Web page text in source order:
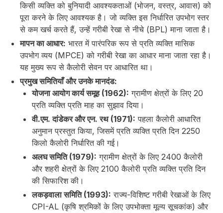
किसी व्यक्ति को बुनियादी आवश्यकताओं (भोजन, वस्त्र, आवास) को
पूरा करने के लिए आवश्यक है। जो व्यक्ति इस निर्धारित उपभोग स्तर
से कम खर्च करते हैं, उन्हें गरीबी रेखा से नीचे (BPL) माना जाता है।
मापन का आधार: भारत में पारंपरिक रूप से प्रति व्यक्ति मासिक
उपभोग व्यय (MPCE) को गरीबी रेखा का आधार माना जाता रहा है।
यह मुख्य रूप से कैलोरी सेवन पर आधारित था।
प्रमुख समितियाँ और उनके मानदंड:
योजना आयोग कार्य समूह (1962): ग्रामीण क्षेत्रों के लिए ₹20
प्रति व्यक्ति प्रति माह का सुझाव दिया।
वी.एम. दांडेकर और एन. रथ (1971): पहला कैलोरी आधारित
अनुमान प्रस्तुत किया, जिसमें प्रति व्यक्ति प्रति दिन 2250
किलो कैलोरी निर्धारित की गई।
अलघ समिति (1979): ग्रामीण क्षेत्रों के लिए 2400 कैलोरी
और शहरी क्षेत्रों के लिए 2100 कैलोरी प्रति व्यक्ति प्रति दिन
की सिफारिश की।
लकड़वाला समिति (1993): राज्य-विशिष्ट गरीबी रेखाओं के लिए
CPI-AL (कृषि श्रमिकों के लिए उपभोक्ता मूल्य सूचकांक) और